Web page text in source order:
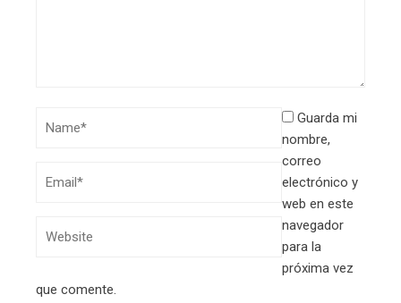
Guarda mi
nombre,
correo
electrónico y
web en este
navegador
para la
próxima vez
que comente.